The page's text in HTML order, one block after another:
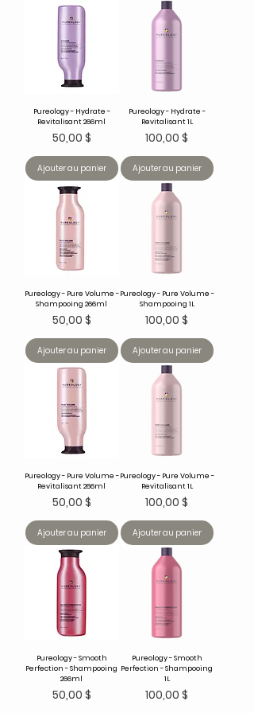
Pureology - Hydrate -
Revitalisant 266ml
Prix
50,00 $
Ajouter au panier
Pureology - Hydrate -
Revitalisant 1L
Prix
100,00 $
Ajouter au panier
Pureology - Pure Volume -
Shampooing 266ml
Prix
50,00 $
Ajouter au panier
Pureology - Pure Volume -
Shampooing 1L
Prix
100,00 $
Ajouter au panier
Pureology - Pure Volume -
Revitalisant 266ml
Prix
50,00 $
Ajouter au panier
Pureology - Pure Volume -
Revitalisant 1L
Prix
100,00 $
Ajouter au panier
Pureology - Smooth
Perfection - Shampooing
266ml
Prix
50,00 $
Pureology - Smooth
Perfection - Shampooing
1L
Prix
100,00 $